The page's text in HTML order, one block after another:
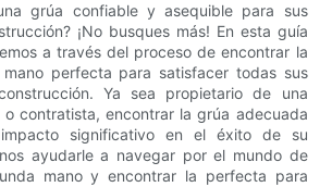
grúa confiable y asequible para sus
¡No busques más! En esta guía
a través del proceso de encontrar la
perfecta para satisfacer todas sus
Ya sea propietario de una
o contratista, encontrar la grúa adecuada
significativo en el éxito de su
ayudarle a navegar por el mundo de
mano y encontrar la perfecta para